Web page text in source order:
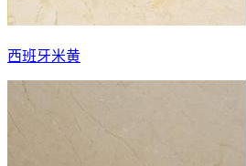
西班牙米黄